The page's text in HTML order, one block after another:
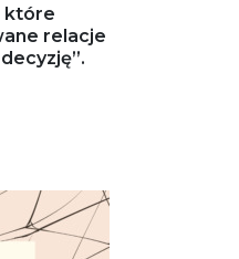
które
relacje